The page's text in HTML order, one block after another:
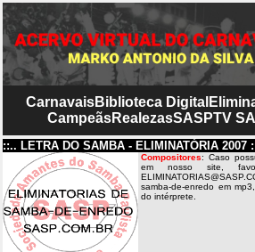
CarnavaisBiblioteca Digital
CampeãsRealezasSASPTV
::.. LETRA DO SAMBA - ELIMINATÓRIA 2007
Compositores: Caso
em nosso site,
samba-de-enredo em
do intérprete.